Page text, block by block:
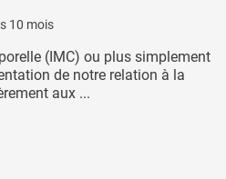
10 mois
(IMC) ou plus simplement
de notre relation à la
aux ...